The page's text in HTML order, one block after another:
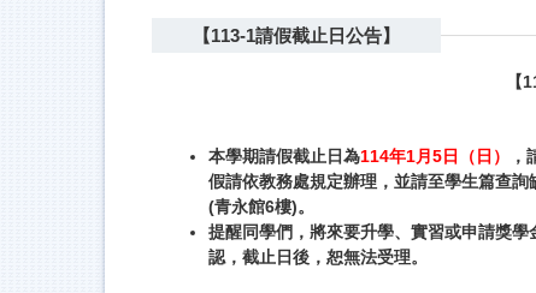
【113-1請假截止日公告】
【
本學期請假截止日為114年1月5日（日）
假請依教務處規定辦理，並請至學生篇查
(青永館6樓)。
提醒同學們，將來要升學、實習或申請獎
認，截止日後，恕無法受理。